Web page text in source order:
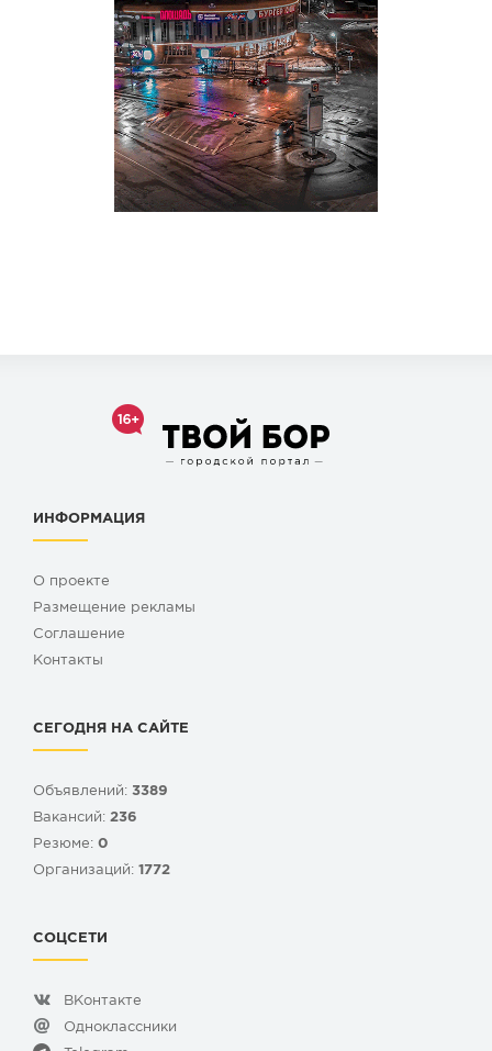
ИНФОРМАЦИЯ
О проекте
Размещение рекламы
Cоглашение
Контакты
СЕГОДНЯ НА САЙТЕ
Объявлений: 3389
Вакансий: 236
Резюме: 0
Организаций: 1772
СОЦСЕТИ
ВКонтакте
Одноклассники